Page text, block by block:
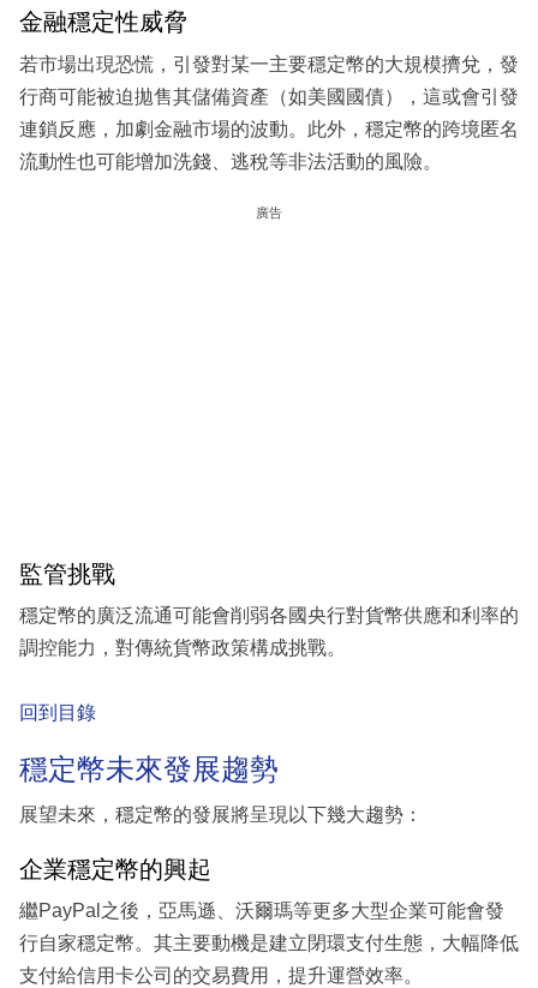
金融穩定性威脅
若市場出現恐慌，引發對某一主要穩定幣的大規模擠兌，發
行商可能被迫拋售其儲備資產（如美國國債），這或會引發
連鎖反應，加劇金融市場的波動。此外，穩定幣的跨境匿名
流動性也可能增加洗錢、逃稅等非法活動的風險。
廣告
監管挑戰
穩定幣的廣泛流通可能會削弱各國央行對貨幣供應和利率的
調控能力，對傳統貨幣政策構成挑戰。
回到目錄
穩定幣未來發展趨勢
展望未來，穩定幣的發展將呈現以下幾大趨勢：
企業穩定幣的興起
繼PayPal之後，亞馬遜、沃爾瑪等更多大型企業可能會發
行自家穩定幣。其主要動機是建立閉環支付生態，大幅降低
支付給信用卡公司的交易費用，提升運營效率。